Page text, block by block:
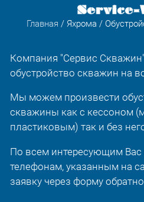
Главная / Яхрома /
Компания "Сервис
обустройство скважин на
Мы можем произвести
скважины как с кессоном
пластиковым) так и без
По всем интересующим Вас
телефонам, указанным на
заявку через форму